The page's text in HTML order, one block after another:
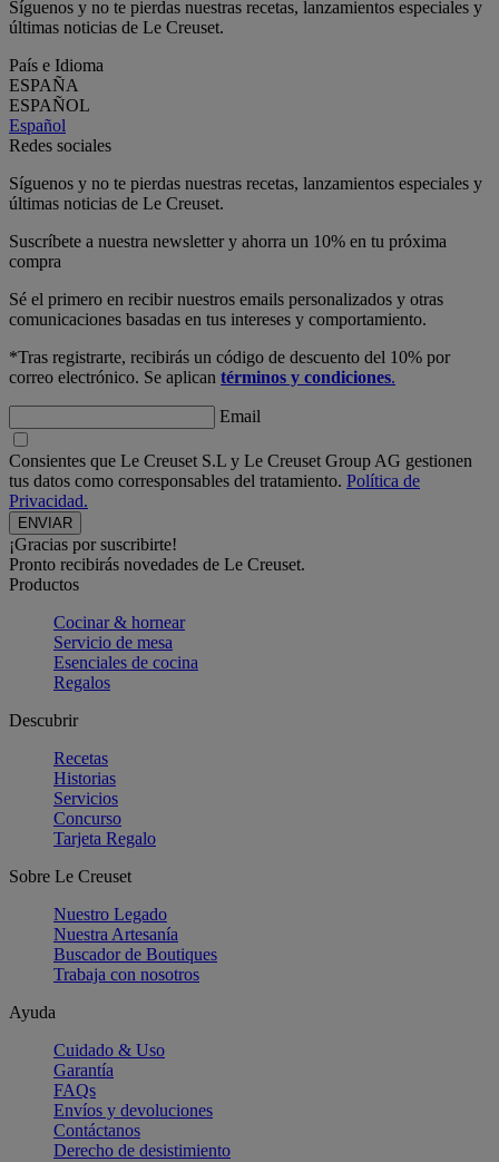
Síguenos y no te pierdas nuestras recetas, lanzamientos especiales y
últimas noticias de Le Creuset.
País e Idioma
ESPAÑA
ESPAÑOL
Español
Redes sociales
Síguenos y no te pierdas nuestras recetas, lanzamientos especiales y
últimas noticias de Le Creuset.
Suscríbete a nuestra newsletter y ahorra un 10% en tu próxima
compra
Sé el primero en recibir nuestros emails personalizados y otras
comunicaciones basadas en tus intereses y comportamiento.
*Tras registrarte, recibirás un código de descuento del 10% por
correo electrónico. Se aplican términos y condiciones.
Email
Consientes que Le Creuset S.L y Le Creuset Group AG gestionen
tus datos como corresponsables del tratamiento. Política de
Privacidad.
¡Gracias por suscribirte!
Pronto recibirás novedades de Le Creuset.
Productos
Cocinar & hornear
Servicio de mesa
Esenciales de cocina
Regalos
Descubrir
Recetas
Historias
Servicios
Concurso
Tarjeta Regalo
Sobre Le Creuset
Nuestro Legado
Nuestra Artesanía
Buscador de Boutiques
Trabaja con nosotros
Ayuda
Cuidado & Uso
Garantía
FAQs
Envíos y devoluciones
Contáctanos
Derecho de desistimiento